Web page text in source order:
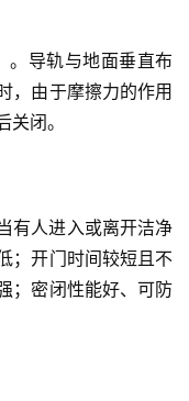
。导轨与地面垂直布
，由于摩擦力的作用
闭。
有人进入或离开洁净
；开门时间较短且不
；密闭性能好、可防